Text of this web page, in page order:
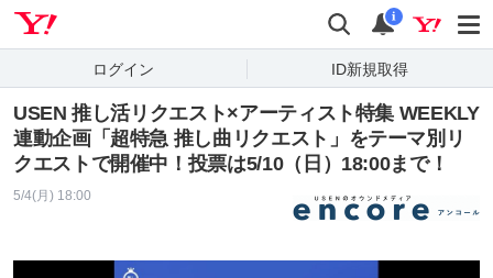
検索 通知
i
ログイン ID新規取得
USEN 推し活リクエスト×アーティスト特集 WEEKLY
連動企画「超特急 推し曲リクエスト」をテーマ別リ
クエストで開催中！投票は5/10（日）18:00まで！
5/4(月) 18:00